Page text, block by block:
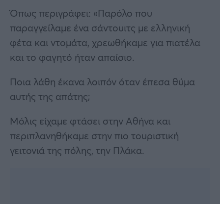
Όπως περιγράφει: «Παρόλο που
παραγγείλαμε ένα σάντουιτς με ελληνική
φέτα και ντομάτα, χρεωθήκαμε για πιατέλα
και το φαγητό ήταν απαίσιο.
Ποια λάθη έκανα λοιπόν όταν έπεσα θύμα
αυτής της απάτης;
Μόλις είχαμε φτάσει στην Αθήνα και
περιπλανηθήκαμε στην πιο τουριστική
γειτονιά της πόλης, την Πλάκα.